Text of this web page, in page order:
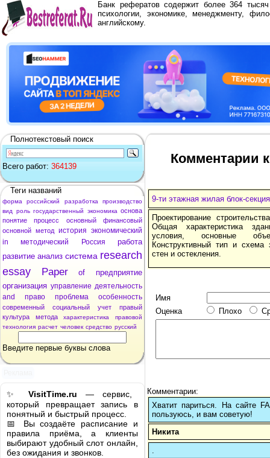
Банк рефератов содержит более 364
психологии, экономике, менеджменту,
английскому.
Полнотекстовый поиск
Всего работ: 364139
Теги названий
форма российский разработка
производство
вид
роль государственный экономика основа
понятие
процесс основный
финансовый
основной метод история экономический
in
методический Россия
работа
развитие анализ система research
essay
Paper of
предприятие
организация управление деятельность
and
право проблема особенность
современный социальный учет
правый
культура
метода характеристика
правовой
технология расчет человек средство русский
Введите первые буквы слова
✨ VisitTime.ru — сервис,
который превращает запись в
понятный и быстрый процесс.
📅 Вы создаёте расписание и
правила приёма, а клиенты
выбирают удобный слот онлайн,
без ожидания и звонков.
Комментарии
9-ти этажная жилая блок-секция
Проектирование
Общая характеристика
условия, основные
Конструктивный тип и схема
стен и остекления.
Имя
Оценка
Плохо
Комментарии:
Хватит париться. На сайте
пользуюсь, и вам советую!
Никита